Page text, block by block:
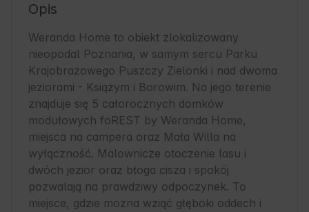
Opis
Weranda Home to obiekt zlokalizowany
nieopodal Poznania, w samym sercu Parku
Krajobrazowego Puszczy Zielonki i nad dwoma
jeziorami - Książym i Borowim. Na jego terenie
znajduje się 5 całorocznych domków
modułowych foREST by Weranda Home,
miejsca na campera oraz Mała Willa na
wyłączność. Malownicze otoczenie lasu i
dwóch jezior oraz błoga cisza i spokój
pozwalają na prawdziwy odpoczynek. To
miejsce, gdzie można wziąć głęboki oddech i